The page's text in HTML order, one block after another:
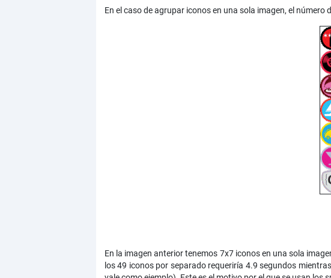
En el caso de agrupar iconos en una sola imagen, el
En la imagen anterior tenemos 7x7 iconos en una sola
los 49 iconos por separado requeriría 4.9 segundos